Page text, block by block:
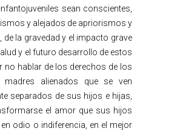
sean conscientes,
y alejados de apriorismos y
de la gravedad y el impacto grave
y el futuro desarrollo de estos
no hablar de los derechos de los
madres alienados que se ven
separados de sus hijos e hijas,
el amor que sus hijos
en odio o indiferencia, en el mejor